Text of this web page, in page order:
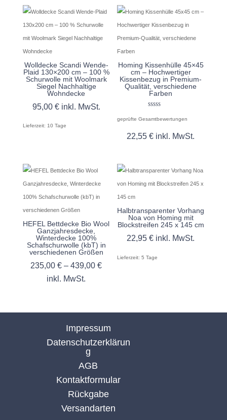
Wolldecke Scandi Wende-
Plaid 130×200 cm – 100 %
Schurwolle mit Woolmark
Siegel Nachhaltige
Wohndecke
95,00 € inkl. MwSt.
Lieferzeit: 10 Tage
Homing Kissenhülle 45×45
cm – Hochwertiger
Kissenbezug in Premium-
Qualität, verschiedene
Farben
von 5
geprüfte Gesamtbewertungen
22,55€ inkl. MwSt.
HEFEL Bettdecke Bio Wool
Ganzjahresdecke,
Winterdecke 100%
Schafschurwolle (kbT) in
verschiedenen Größen
235,00€ –439,00€
inkl. MwSt.
Halbtransparenter Vorhang
Noa von Homing mit
Blockstreifen 245 x 145 cm
22,95€ inkl. MwSt.
Lieferzeit:5 Tage
Impressum
Datenschutzerklärun
g
AGB
Kontaktformular
Rückgabe
Versandarten